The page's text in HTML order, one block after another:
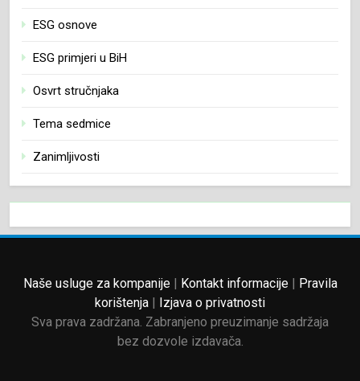
ESG osnove
ESG primjeri u BiH
Osvrt stručnjaka
Tema sedmice
Zanimljivosti
Naše usluge za kompanije| Kontakt informacije| Pravila
korištenja | Izjava o privatnosti
Sva prava zadržana. Zabranjeno preuzimanje sadržaja
bez dozvole izdavača.